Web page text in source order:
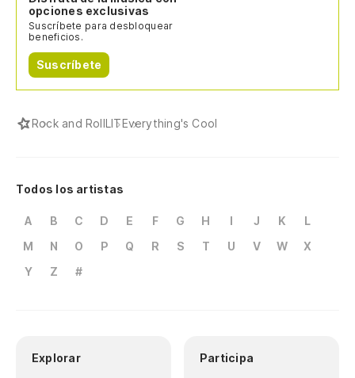
opciones exclusivas
Suscríbete para desbloquear
beneficios.
Suscríbete
Rock and RollLITEverything's Cool
Todos los artistas
A B C D E F G H I J K
L
M
N O P Q R S T U V W
X
Y
Z #
Explorar Participa